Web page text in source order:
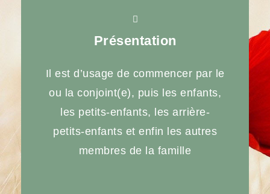
Présentation
Il est d’usage de commencer par le
ou la conjoint(e), puis les enfants,
les petits-enfants, les arrière-
petits-enfants et enfin les autres
membres de la famille